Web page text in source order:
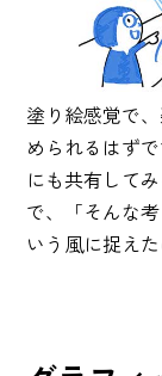
塗り絵感覚で
められるはず
にも共有して
で、「そんな
いう風に捉え